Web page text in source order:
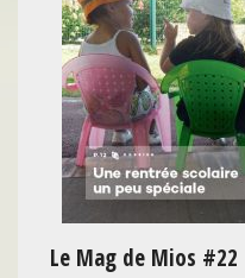
Le Mag de Mios #22